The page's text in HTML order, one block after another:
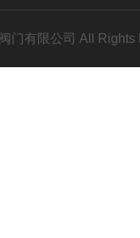
门有限公司 All